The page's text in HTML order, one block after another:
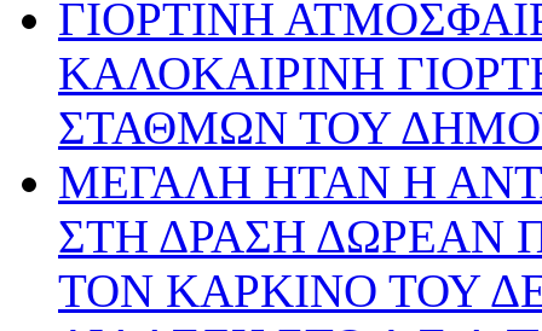
ΓΙΟΡΤΙΝΗ
ΚΑΛΟΚΑΙΡΙΝΗ
ΣΤΑΘΜΩΝ ΤΟΥ
ΜΕΓΑΛΗ ΗΤΑΝ Η
ΣΤΗ ΔΡΑΣΗ ΔΩΡΕΑΝ
ΤΟΝ ΚΑΡΚΙΝΟ ΤΟΥ